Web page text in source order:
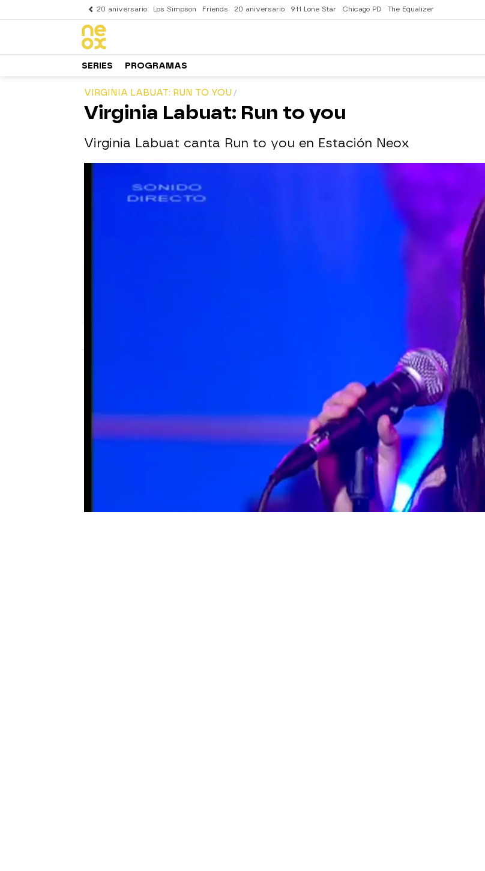
20 aniversario Los Simpson Friends 20 aniversario 911 Lone Star Chicago PD The Equalizer
SERIES PROGRAMAS
VIRGINIA LABUAT: RUN TO YOU
Virginia Labuat: Run to you
Virginia Labuat canta Run to you en Estación Neox
WhatsappFacebook
Virginia Labuat canta Run to you en Estación Neox